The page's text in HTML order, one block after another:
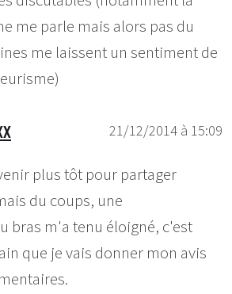
me parle mais alors pas du
me laissent un sentiment de
21/12/2014 à 15:09
plus tôt pour partager
du coups, une
bras m'a tenu éloigné, c'est
que je vais donner mon avis